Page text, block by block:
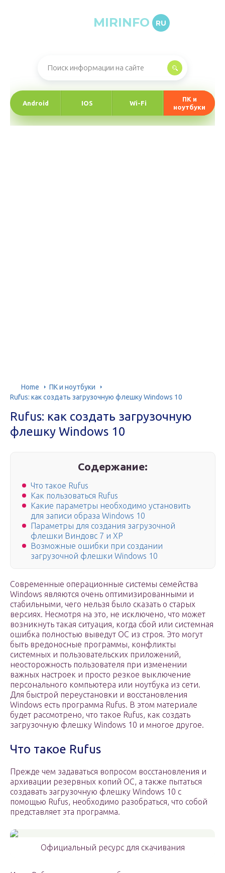
MIRINFO RU
Android IOS Wi-Fi
ПК и
ноутбуки
Home
ПК и ноутбуки
Rufus: как создать загрузочную флешку Windows 10
Rufus: как создать загрузочную
флешку Windows 10
Содержание:
Что такое Rufus
Как пользоваться Rufus
Какие параметры необходимо установить
для записи образа Windows 10
Параметры для создания загрузочной
флешки Виндовс 7 и XP
Возможные ошибки при создании
загрузочной флешки Windows 10
Современные операционные системы семейства
Windows являются очень оптимизированными и
стабильными, чего нельзя было сказать о старых
версиях. Несмотря на это, не исключено, что может
возникнуть такая ситуация, когда сбой или системная
ошибка полностью выведут ОС из строя. Это могут
быть вредоносные программы, конфликты
системных и пользовательских приложений,
неосторожность пользователя при изменении
важных настроек и просто резкое выключение
персонального компьютера или ноутбука из сети.
Для быстрой переустановки и восстановления
Windows есть программа Rufus. В этом материале
будет рассмотрено, что такое Rufus, как создать
загрузочную флешку Windows 10 и многое другое.
Что такое Rufus
Прежде чем задаваться вопросом восстановления и
архивации резервных копий ОС, а также пытаться
создавать загрузочную флешку Windows 10 с
помощью Rufus, необходимо разобраться, что собой
представляет эта программа.
Официальный ресурс для скачивания